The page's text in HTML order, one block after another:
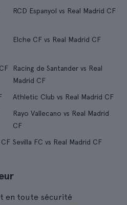
RCD Espanyol vs Real Madrid CF
Elche CF vs Real Madrid CF
Racing de Santander vs Real
Madrid CF
Athletic Club vs Real Madrid CF
Rayo Vallecano vs Real Madrid
CF
Sevilla FC vs Real Madrid CF
en toute sécurité